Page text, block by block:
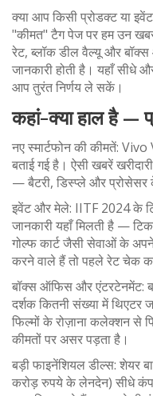
क्या आप किसी प्रोडक्ट या
"कीमत" टैग पेज पर हम उन
रेट, ब्लॉक डील वैल्यू और
जानकारी होती है। यहाँ सीधे
आप तुरंत निर्णय ले सकें।
कहां-क्या हाल है —
नए स्मार्टफोन की कीमतें:
बताई गई है। ऐसी खबरें
— बैटरी, डिस्प्ले और
इवेंट और मेले: IITF 2024 के
जानकारी यहाँ मिलती है —
गोल्फ कार्ट जैसी सेवाओं के
करने वाले हैं तो पहले रेट चेक
बॉक्स ऑफिस और एंटरटेनमेंट:
दर्शक कितनी संख्या में थिएटर
फिल्मों के रोज़ाना कलेक्शन से
कीमतों पर असर पड़ता है।
बड़ी फाइनेंशियल डील्स: शेयर
करोड़ रुपये के लेनदेन) सीधे